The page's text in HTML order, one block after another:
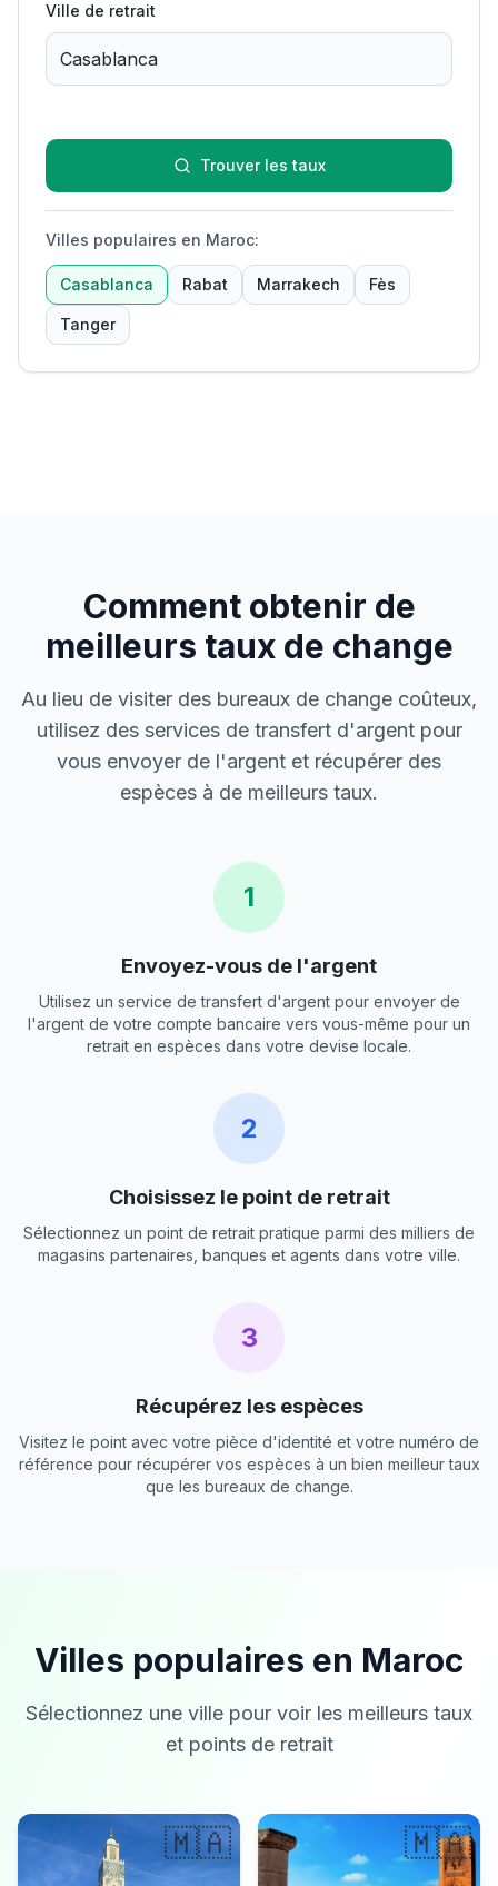
Ville de retrait
Trouver les taux
Villes populaires en Maroc:
Casablanca Rabat Marrakech Fès
Tanger
Comment obtenir de
meilleurs taux de change
Au lieu de visiter des bureaux de change coûteux,
utilisez des services de transfert d'argent pour
vous envoyer de l'argent et récupérer des
espèces à de meilleurs taux.
1
Envoyez-vous de l'argent
Utilisez un service de transfert d'argent pour envoyer de
l'argent de votre compte bancaire vers vous-même pour un
retrait en espèces dans votre devise locale.
2
Choisissez le point de retrait
Sélectionnez un point de retrait pratique parmi des milliers de
magasins partenaires, banques et agents dans votre ville.
3
Récupérez les espèces
Visitez le point avec votre pièce d'identité et votre numéro de
référence pour récupérer vos espèces à un bien meilleur taux
que les bureaux de change.
Villes populaires en Maroc
Sélectionnez une ville pour voir les meilleurs taux
et points de retrait
🇲🇦 🇲🇦